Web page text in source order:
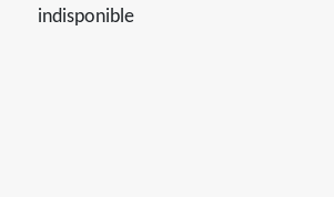
indisponible